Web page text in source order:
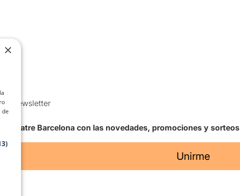
y Newsletter
Teatre Barcelona con las novedades, promociones y sorteos
Unirme
×